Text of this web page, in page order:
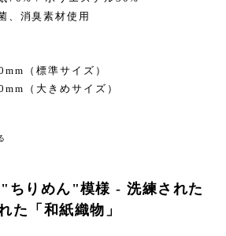
、消臭素材使用
（標準サイズ）
（大きめサイズ）
ちりめん"模様 - 洗練された
た「和紙織物」